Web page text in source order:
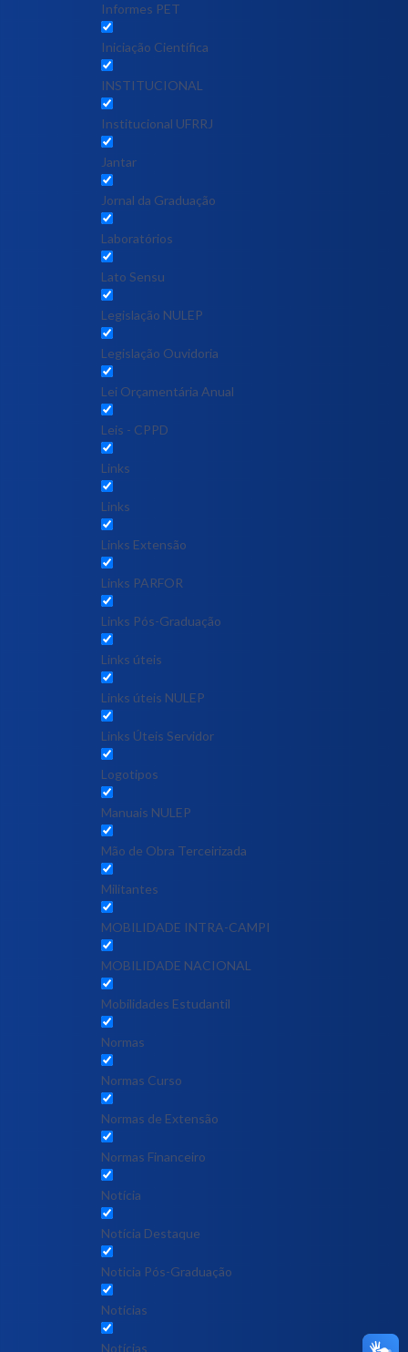
Informes PET
Iniciação Científica
INSTITUCIONAL
Institucional UFRRJ
Jantar
Jornal da Graduação
Laboratórios
Lato Sensu
Legislação NULEP
Legislação Ouvidoria
Lei Orçamentária Anual
Leis - CPPD
Links
Links
Links Extensão
Links PARFOR
Links Pós-Graduação
Links úteis
Links úteis NULEP
Links Úteis Servidor
Logotipos
Manuais NULEP
Mão de Obra Terceirizada
Militantes
MOBILIDADE INTRA-CAMPI
MOBILIDADE NACIONAL
Mobilidades Estudantil
Normas
Normas Curso
Normas de Extensão
Normas Financeiro
Notícia
Notícia Destaque
Noticia Pós-Graduação
Notícias
Notícias